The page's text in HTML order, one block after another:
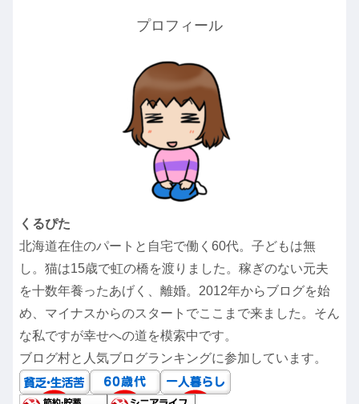
プロフィール
くるぴた
北海道在住のパートと自宅で働く60代。子どもは無
し。猫は15歳で虹の橋を渡りました。稼ぎのない元夫
を十数年養ったあげく、離婚。2012年からブログを始
め、マイナスからのスタートでここまで来ました。そん
な私ですが幸せへの道を模索中です。
ブログ村と人気ブログランキングに参加しています。